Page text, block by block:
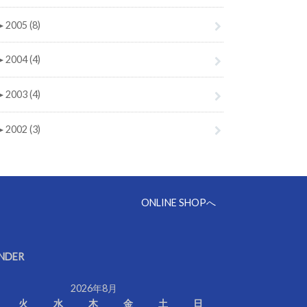
2005 (8)
2004 (4)
2003 (4)
2002 (3)
ONLINE SHOPへ
2026年8月
火 水 木 金 土 日